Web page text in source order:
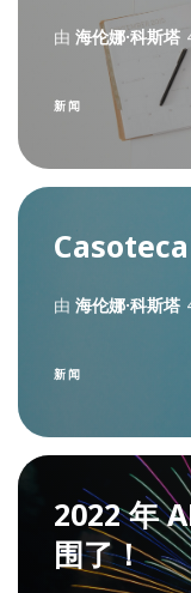
由 海伦娜·科斯塔
新闻
由 海伦娜·科斯塔
新闻
2022 年
围了！